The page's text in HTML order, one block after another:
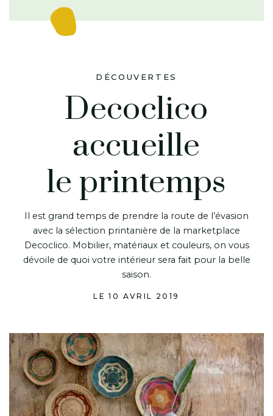
DÉCOUVERTES
Decoclico
accueille
le printemps
Il est grand temps de prendre la route de l’évasion
avec la sélection printanière de la marketplace
Decoclico. Mobilier, matériaux et couleurs, on vous
dévoile de quoi votre intérieur sera fait pour la belle
saison.
LE 10 AVRIL 2019